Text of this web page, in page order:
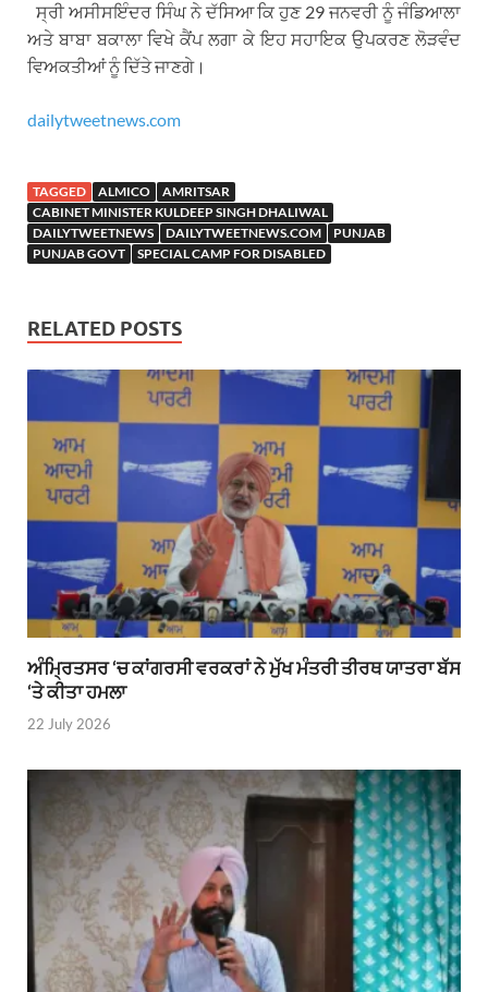
ਸ੍ਰੀ ਅਸੀਸਇੰਦਰ ਸਿੰਘ ਨੇ ਦੱਸਿਆ ਕਿ ਹੁਣ 29 ਜਨਵਰੀ ਨੂੰ ਜੰਡਿਆਲਾ
ਅਤੇ ਬਾਬਾ ਬਕਾਲਾ ਵਿਖੇ ਕੈਂਪ ਲਗਾ ਕੇ ਇਹ ਸਹਾਇਕ ਉਪਕਰਣ ਲੋੜਵੰਦ
ਵਿਅਕਤੀਆਂ ਨੂੰ ਦਿੱਤੇ ਜਾਣਗੇ।
dailytweetnews.com
TAGGED ALMICO
AMRITSAR
CABINET MINISTER KULDEEP SINGH DHALIWAL
DAILYTWEETNEWS
DAILYTWEETNEWS.COM
PUNJAB
PUNJAB GOVT
SPECIAL CAMP FOR DISABLED
RELATED POSTS
ਅੰਮ੍ਰਿਤਸਰ ‘ਚ ਕਾਂਗਰਸੀ ਵਰਕਰਾਂ ਨੇ ਮੁੱਖ ਮੰਤਰੀ ਤੀਰਥ ਯਾਤਰਾ ਬੱਸ
‘ਤੇ ਕੀਤਾ ਹਮਲਾ
22 July 2026